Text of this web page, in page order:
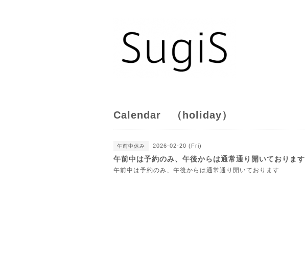
Calendar （holiday）
午前中休み 2026-02-20 (Fri)
午前中は予約のみ、午後からは通常通り開いております
午前中は予約のみ、午後からは通常通り開いております